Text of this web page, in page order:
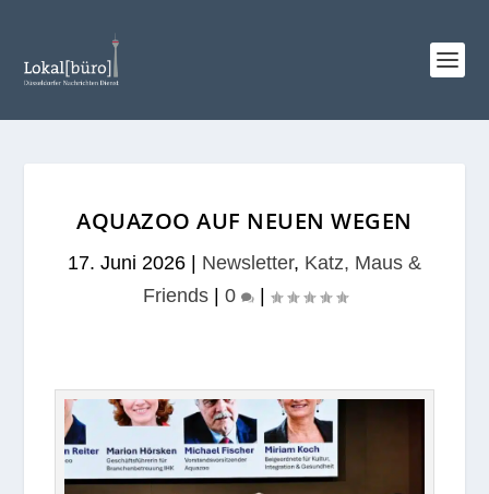
AQUAZOO AUF NEUEN WEGEN
17. Juni 2026 Newsletter, Katz, Maus &
Friends| 0 |